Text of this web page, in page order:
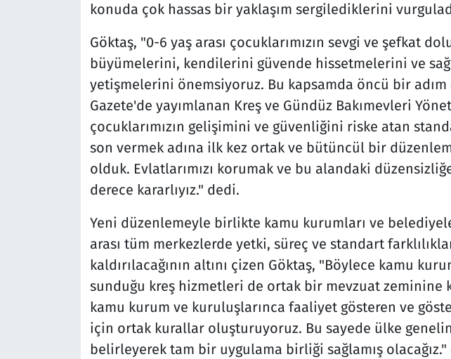
konuda çok hassas bir yaklaşım sergilediklerini
Göktaş, "0-6 yaş arası çocuklarımızın sevgi ve şefkat
büyümelerini, kendilerini güvende hissetmelerini ve
yetişmelerini önemsiyoruz. Bu kapsamda öncü bir adım
Gazete'de yayımlanan Kreş ve Gündüz Bakımevleri
çocuklarımızın gelişimini ve güvenliğini riske atan
son vermek adına ilk kez ortak ve bütüncül bir
olduk. Evlatlarımızı korumak ve bu alandaki
derece kararlıyız." dedi.
Yeni düzenlemeyle birlikte kamu kurumları ve
arası tüm merkezlerde yetki, süreç ve standart
kaldırılacağının altını çizen Göktaş, "Böylece kamu
sunduğu kreş hizmetleri de ortak bir mevzuat zeminine
kamu kurum ve kuruluşlarınca faaliyet gösteren ve
için ortak kurallar oluşturuyoruz. Bu sayede ülke
belirleyerek tam bir uygulama birliği sağlamış